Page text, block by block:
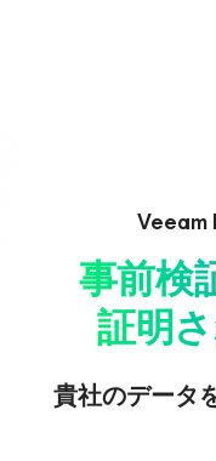
Veeam
事前検
証明
貴社のデータ